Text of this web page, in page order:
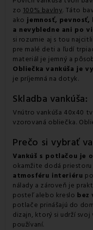
zo 100% bavlny. Táto
ako jemnosť,
a nevybledne ani po
si rozumie aj s tou
pre malé deti a ľudí
materiál je jemný a
Obliečka vankúša je
je príjemná na dotyk.
Skladba vankúša:
Vnútro vankúša 40x40
vzorovaná obliečka.
Prečo si vybrať
Vankúš s potlačou je
okamžite dodá
atmosféru interiéru
nálady a zároveň je
posteľ alebo kreslo bez
potlače prinášajú do
dizajn, ktorý si udrží
používaní.